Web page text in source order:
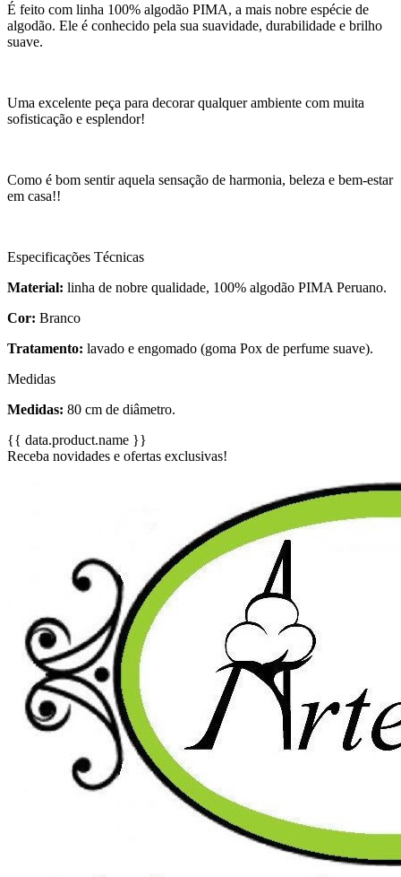
É feito com linha 100% algodão PIMA, a mais nobre espécie de
algodão. Ele é conhecido pela sua suavidade, durabilidade e brilho
suave.
Uma excelente peça para decorar qualquer ambiente com muita
sofisticação e esplendor!
Como é bom sentir aquela sensação de harmonia, beleza e bem-estar
em casa!!
Especificações Técnicas
Material: linha de nobre qualidade, 100% algodão PIMA Peruano.
Cor: Branco
Tratamento: lavado e engomado (goma Pox de perfume suave).
Medidas
Medidas: 80 cm de diâmetro.
{{ data.product.name }}
Receba novidades e ofertas exclusivas!